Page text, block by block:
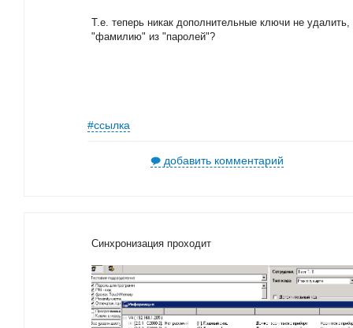
Т.е. теперь никак дополнительные ключи не
"фамилию" из "паролей"?
#ссылка
добавить комментарий
Синхронизация проходит